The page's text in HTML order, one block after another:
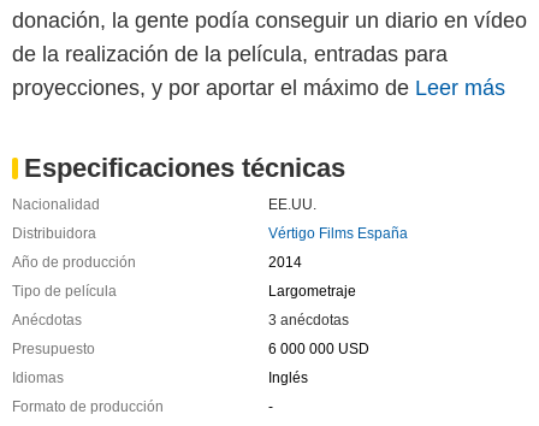
donación, la gente podía conseguir un diario en vídeo
de la realización de la película, entradas para
proyecciones, y por aportar el máximo de Leer más
Especificaciones técnicas
Nacionalidad
EE.UU.
Distribuidora
Vértigo Films España
Año de producción
2014
Tipo de película
Largometraje
Anécdotas
3 anécdotas
Presupuesto
6 000 000 USD
Idiomas
Inglés
Formato de producción
-